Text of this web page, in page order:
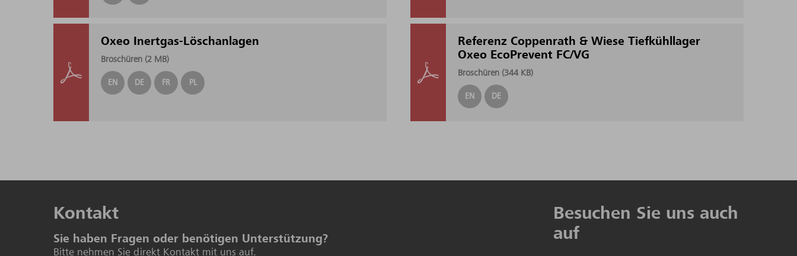
Oxeo Inertgas-Löschanlagen
Broschüren (2 MB)
EN DE FR PL
Referenz Coppenrath & Wiese Tiefkühllager
Oxeo EcoPrevent FC/VG
Broschüren (344 KB)
EN DE
Kontakt
Sie haben Fragen oder benötigen Unterstützung?
Bitte nehmen Sie direkt Kontakt mit uns auf.
Besuchen Sie uns auch
auf